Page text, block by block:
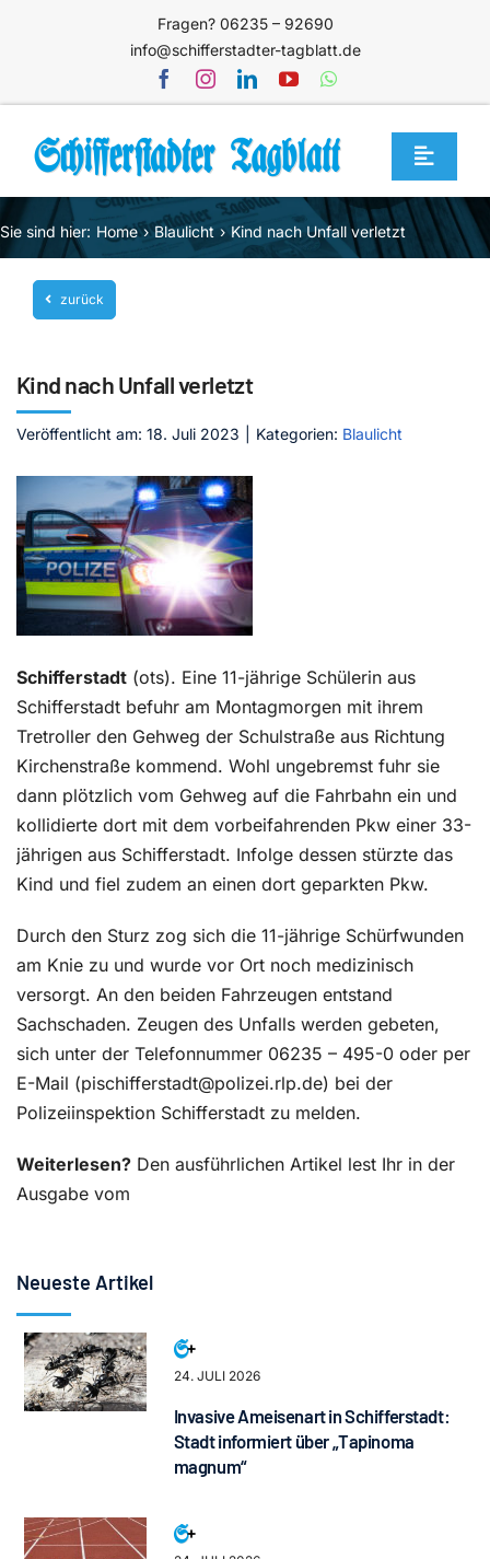
Fragen? 06235 – 92690
info@schifferstadter-tagblatt.de
Toggle
Home
Themen
Blog
Service
Mediathek
Jetzt abonnieren
Kontakt
Sie sind hier: Home Blaulicht Kind nach Unfall verletzt
zurück
Kind nach Unfall verletzt
Veröffentlicht am: 18. Juli 2023 Kategorien: Blaulicht
Schifferstadt (ots). Eine 11-jährige Schülerin aus
Schifferstadt befuhr am Montagmorgen mit ihrem
Tretroller den Gehweg der Schulstraße aus Richtung
Kirchenstraße kommend. Wohl ungebremst fuhr sie
dann plötzlich vom Gehweg auf die Fahrbahn ein und
kollidierte dort mit dem vorbeifahrenden Pkw einer 33-
jährigen aus Schifferstadt. Infolge dessen stürzte das
Kind und fiel zudem an einen dort geparkten Pkw.
Durch den Sturz zog sich die 11-jährige Schürfwunden
am Knie zu und wurde vor Ort noch medizinisch
versorgt. An den beiden Fahrzeugen entstand
Sachschaden. Zeugen des Unfalls werden gebeten,
sich unter der Telefonnummer 06235 – 495-0 oder per
E-Mail (pischifferstadt@polizei.rlp.de) bei der
Polizeiinspektion Schifferstadt zu melden.
Weiterlesen? Den ausführlichen Artikel lest Ihr in der
Ausgabe vom
Neueste Artikel
24. JULI 2026
Invasive Ameisenart in Schifferstadt:
Stadt informiert über „Tapinoma
magnum“